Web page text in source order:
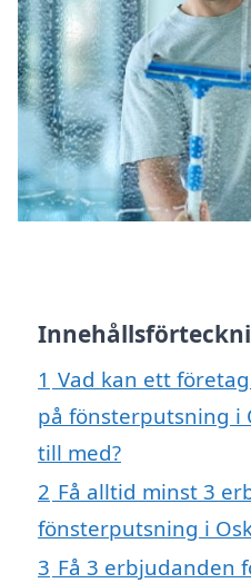
1 Vad kan ett
på fönsterputsning i
till med?
2 Få alltid minst 3
fönsterputsning i
3 Få 3 erbjudanden